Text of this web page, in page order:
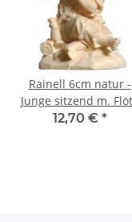
Rainell 6cm natur -
Junge sitzend m.
-016
12,70 € *